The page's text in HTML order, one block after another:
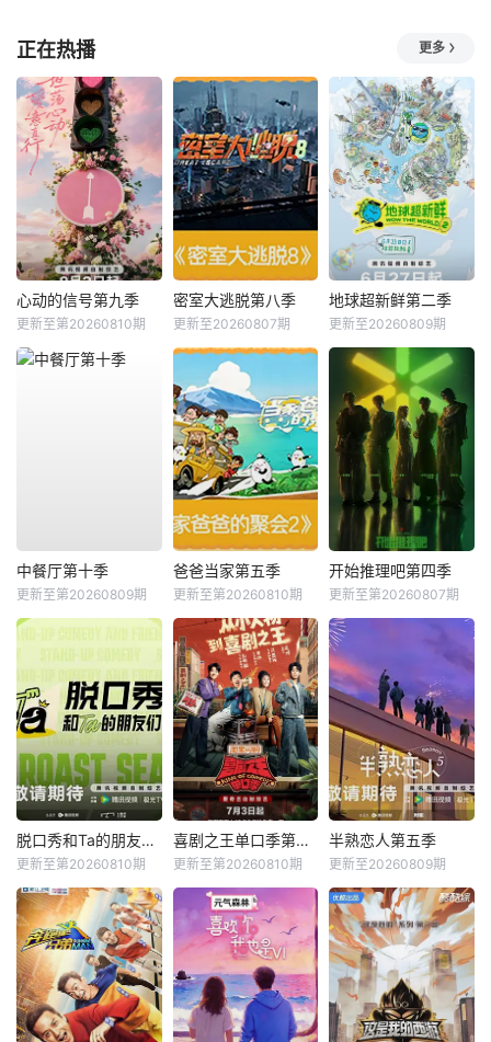
正在热播 更多
心动的信号第九季
更新至第20260810期
密室大逃脱第八季
更新至20260807期
地球超新鲜第二季
更新至20260809期
中餐厅第十季
更新至第20260809期
爸爸当家第五季
更新至第20260810期
开始推理吧第四季
更新至第20260807期
脱口秀和Ta的朋友们第三季
更新至第20260810期
喜剧之王单口季第三季
更新至第20260810期
半熟恋人第五季
更新至20260809期